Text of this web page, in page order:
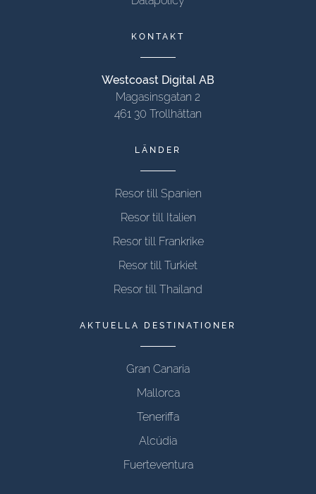
KONTAKT
Westcoast Digital AB
Magasinsgatan 2
461 30 Trollhättan
LÄNDER
Resor till Spanien
Resor till Italien
Resor till Frankrike
Resor till Turkiet
Resor till Thailand
AKTUELLA DESTINATIONER
Gran Canaria
Mallorca
Teneriffa
Alcúdia
Fuerteventura